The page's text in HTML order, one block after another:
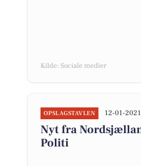
Kilde: Sociale medier
OPSLAGSTAVLEN 12-01-
Nyt fra
Politi